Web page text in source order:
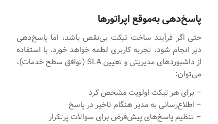
پاسخ‌دهی به‌موقع اپراتورها
حتی اگر فرآیند ساخت تیکت بی‌نقص باشد، اما پاسخ‌دهی
دیر انجام شود، تجربه کاربری لطمه خواهد خورد. با استفاده
از داشبورد‌های مدیریتی و تعیین SLA (توافق سطح خدمات)،
می‌توان:
– برای هر تیکت اولویت مشخص کرد
– اطلاع‌رسانی به مدیر هنگام تاخیر در پاسخ
– تنظیم پاسخ‌های پیش‌فرض برای سوالات پرتکرار